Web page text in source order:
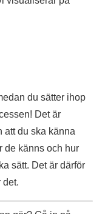
du sätter ihop
Det är
att du ska känna
de känns och hur
sätt. Det är därför
det.